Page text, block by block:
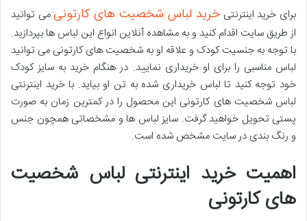
برای خرید اینترنتی خرید لباس شخصیت های کارتونیمی توانید
از طریق سایت اقدام کنید و به مشاهده آنلاین انواع این لباس ها بپردازید.
با توجه به جنسیت کودک و علاقه او به شخصیت های کارتونی می توانید
لباس مناسبی را برای او خریداری نمایید. در هنگام خرید به سایز کودک
خود توجه کنید تا لباس خریداری شده به تن او بیاید. با خرید اینترنتی
لباس شخصیت های کارتونی این محصول را در کمترین زمان به صورت
پستی تحویل خواهید گرفت. سایز لباس ها و مشخصاتی همچون جنس
و رنگ بندی در سایت مشخص شده است.
اهمیت خرید اینترنتی لباس شخصیت
های کارتونی